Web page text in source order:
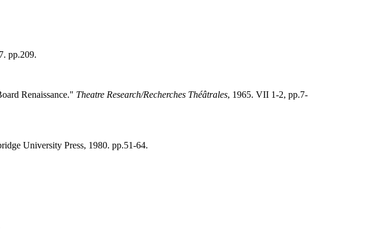
pp.209.
Renaissance." Theatre Research/Recherches Théâtrales, 1965. VII 1-2, pp.7-
University Press, 1980. pp.51-64.